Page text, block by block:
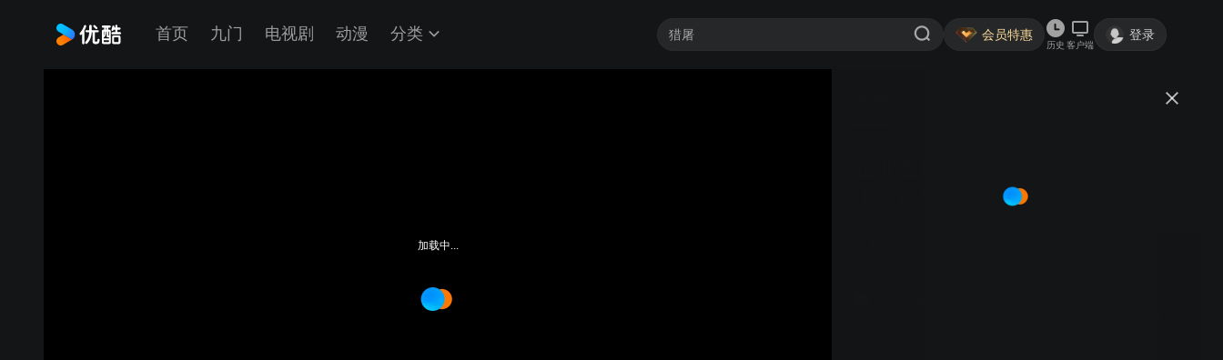
首页 九门 电视剧 动漫 分类 会员特惠
历史 客户端
登录
加载中...
上广传媒公司拍摄制作